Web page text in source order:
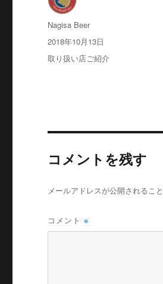
投
稿
Nagisa Beer
投
稿
日:
2018年10月13日
カ
取り扱い店ご紹介
コメントを残す
メールアドレスが公開されるこ
コメント※